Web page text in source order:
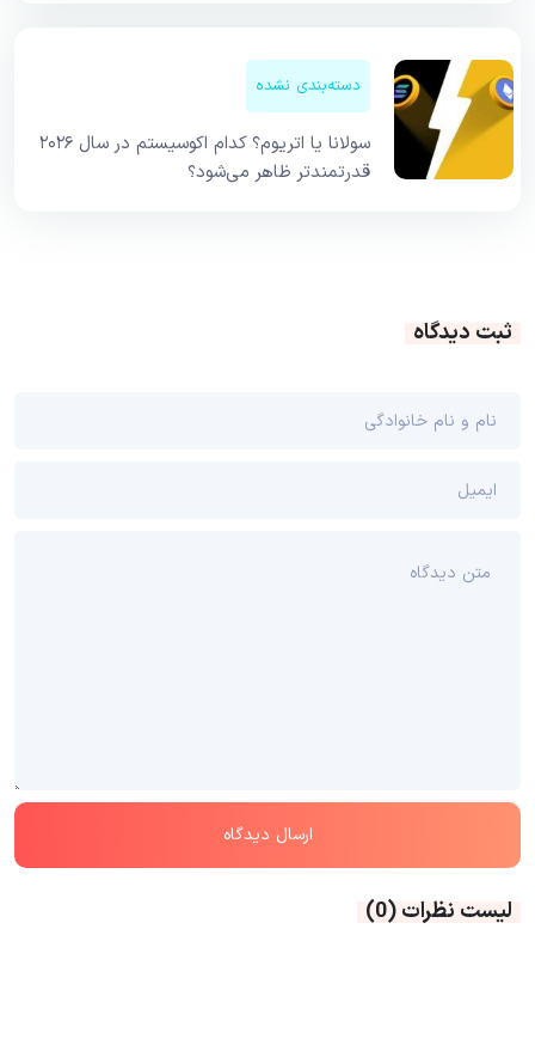
دسته‌بندی نشده
سولانا یا اتریوم؟ کدام اکوسیستم در سال ۲۰۲۶
قدرتمندتر ظاهر می‌شود؟
ثبت دیدگاه
لیست نظرات(0)